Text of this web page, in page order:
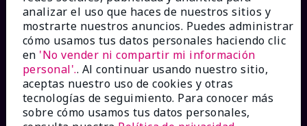
¿CÓMO PODEMOS AYUDAR?
Recibe e-mails
analizar el uso que haces de nuestros sitios y
mostrarte nuestros anuncios. Puedes administrar
cómo usamos tus datos personales haciendo clic
en 'No vender ni compartir mi información
personal'.. Al continuar usando nuestro sitio,
aceptas nuestro uso de cookies y otras
tecnologías de seguimiento. Para conocer más
sobre cómo usamos tus datos personales,